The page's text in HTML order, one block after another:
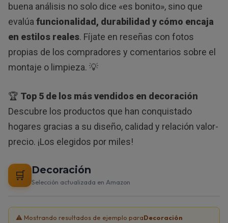
buena análisis no solo dice «es bonito», sino que
evalúa funcionalidad, durabilidad y cómo encaja
en estilos reales. Fíjate en reseñas con fotos
propias de los compradores y comentarios sobre el
montaje o limpieza. 💡
🏆 Top 5 de los más vendidos en decoración
Descubre los productos que han conquistado
hogares gracias a su diseño, calidad y relación valor-
precio. ¡Los elegidos por miles!
🛒 Decoración
Selección actualizada en Amazon
⚠️ Mostrando resultados de ejemplo paraDecoración